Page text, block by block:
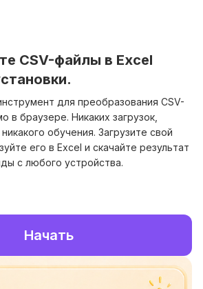
CSV-файлы в Excel
для преобразования CSV-
в браузере. Никаких загрузок,
обучения. Загрузите свой
его в Excel и скачайте результат
с любого устройства.
Начать